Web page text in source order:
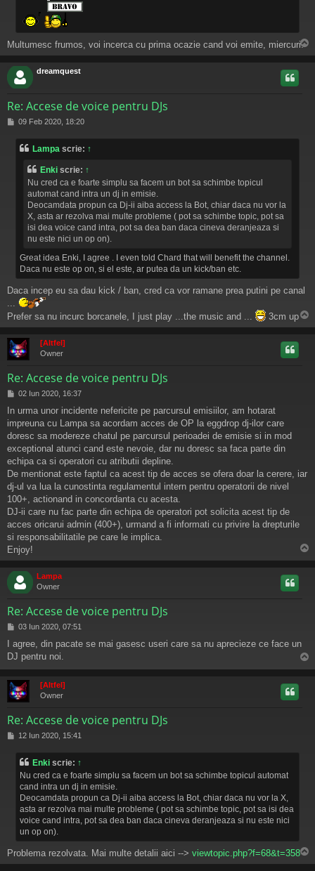
Multumesc frumos, voi incerca cu prima ocazie cand voi emite, miercuri.
u
dreamquest
Re: Accese de voice pentru DJs
M
09 Feb 2020, 18:20
Lampa scrie: ↑
Enki scrie: ↑
Nu cred ca e foarte simplu sa facem un bot sa schimbe topicul
automat cand intra un dj in emisie.
Deocamdata propun ca Dj-ii aiba access la Bot, chiar daca nu vor la
X, asta ar rezolva mai multe probleme ( pot sa schimbe topic, pot sa
isi dea voice cand intra, pot sa dea ban daca cineva deranjeaza si
nu este nici un op on).
Great idea Enki, I agree . I even told Chard that will benefit the channel.
Daca nu este op on, si el este, ar putea da un kick/ban etc.
Daca incep eu sa dau kick / ban, cred ca vor ramane prea putini pe canal
...
Prefer sa nu incurc borcanele, I just play ...the music and ...
3cm up
u
[Altfel]
Owner
Re: Accese de voice pentru DJs
M
s
a
j
02 Iun 2020, 16:37
In urma unor incidente nefericite pe parcursul emisiilor, am hotarat
impreuna cu Lampa sa acordam acces de OP la eggdrop dj-ilor care
doresc sa modereze chatul pe parcursul perioadei de emisie si in mod
exceptional atunci cand este nevoie, dar nu doresc sa faca parte din
echipa ca si operatori cu atributii depline.
De mentionat este faptul ca acest tip de acces se ofera doar la cerere, iar
dj-ul va lua la cunostinta regulamentul intern pentru operatorii de nivel
100+, actionand in concordanta cu acesta.
DJ-ii care nu fac parte din echipa de operatori pot solicita acest tip de
acces oricarui admin (400+), urmand a fi informati cu privire la drepturile
si responsabilitatile pe care le implica.
Enjoy!
u
Lampa
Owner
Re: Accese de voice pentru DJs
M
s
a
j
03 Iun 2020, 07:51
I agree, din pacate se mai gasesc useri care sa nu aprecieze ce face un
DJ pentru noi.
u
[Altfel]
Owner
Re: Accese de voice pentru DJs
M12 Iun 2020, 15:41
Enki scrie: ↑
Nu cred ca e foarte simplu sa facem un bot sa schimbe topicul automat
cand intra un dj in emisie.
Deocamdata propun ca Dj-ii aiba access la Bot, chiar daca nu vor la X,
asta ar rezolva mai multe probleme ( pot sa schimbe topic, pot sa isi dea
voice cand intra, pot sa dea ban daca cineva deranjeaza si nu este nici
un op on).
Problema rezolvata. Mai multe detalii aici --> viewtopic.php?f=68&t=358
u